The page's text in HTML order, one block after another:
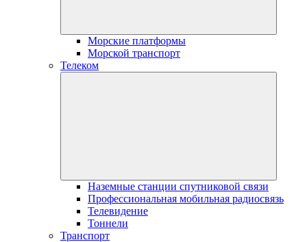
Морские платформы
Морской транспорт
Телеком
Наземные станции спутниковой связи
Профессиональная мобильная радиосвязь
Телевидение
Тоннели
Транспорт